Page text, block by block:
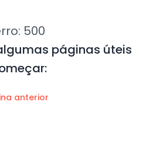
500
páginas úteis
anterior